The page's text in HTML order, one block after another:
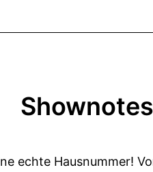
Shownotes
echte Hausnummer!